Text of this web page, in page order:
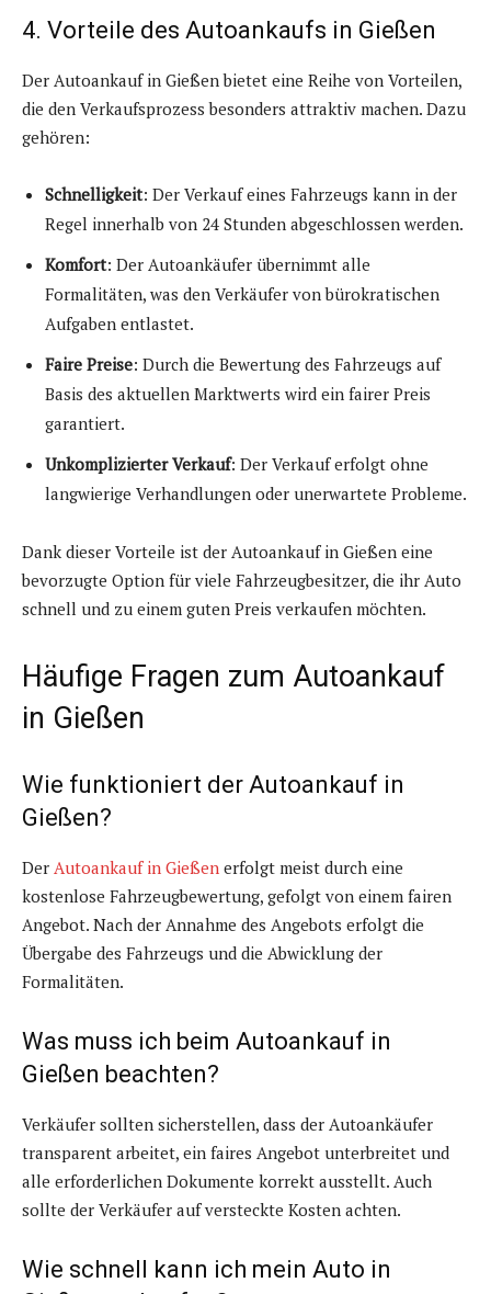
4. Vorteile des Autoankaufs in Gießen
Der Autoankauf in Gießen bietet eine Reihe von Vorteilen,
die den Verkaufsprozess besonders attraktiv machen. Dazu
gehören:
Schnelligkeit: Der Verkauf eines Fahrzeugs kann in der
Regel innerhalb von 24 Stunden abgeschlossen werden.
Komfort: Der Autoankäufer übernimmt alle
Formalitäten, was den Verkäufer von bürokratischen
Aufgaben entlastet.
Faire Preise: Durch die Bewertung des Fahrzeugs auf
Basis des aktuellen Marktwerts wird ein fairer Preis
garantiert.
Unkomplizierter Verkauf: Der Verkauf erfolgt ohne
langwierige Verhandlungen oder unerwartete Probleme.
Dank dieser Vorteile ist der Autoankauf in Gießen eine
bevorzugte Option für viele Fahrzeugbesitzer, die ihr Auto
schnell und zu einem guten Preis verkaufen möchten.
Häufige Fragen zum Autoankauf
in Gießen
Wie funktioniert der Autoankauf in
Gießen?
Der Autoankauf in Gießen erfolgt meist durch eine
kostenlose Fahrzeugbewertung, gefolgt von einem fairen
Angebot. Nach der Annahme des Angebots erfolgt die
Übergabe des Fahrzeugs und die Abwicklung der
Formalitäten.
Was muss ich beim Autoankauf in
Gießen beachten?
Verkäufer sollten sicherstellen, dass der Autoankäufer
transparent arbeitet, ein faires Angebot unterbreitet und
alle erforderlichen Dokumente korrekt ausstellt. Auch
sollte der Verkäufer auf versteckte Kosten achten.
Wie schnell kann ich mein Auto in